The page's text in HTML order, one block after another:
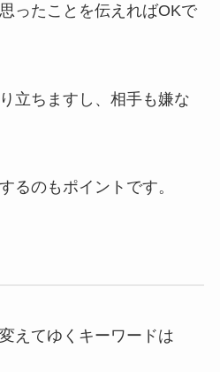
ったことを伝えればOKで
立ちますし、相手も嫌な
るのもポイントです。
えてゆくキーワードは